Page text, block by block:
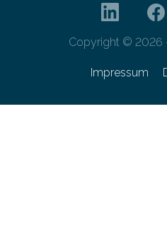
Copyright © 2026
Impressum